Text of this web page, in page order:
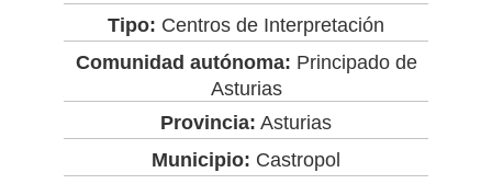
Tipo: Centros de Interpretación
Comunidad autónoma: Principado de
Asturias
Provincia: Asturias
Municipio: Castropol